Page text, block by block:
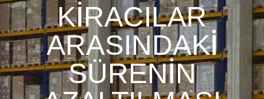
KİRACILAR
ARASINDAKİ
SÜRENİN